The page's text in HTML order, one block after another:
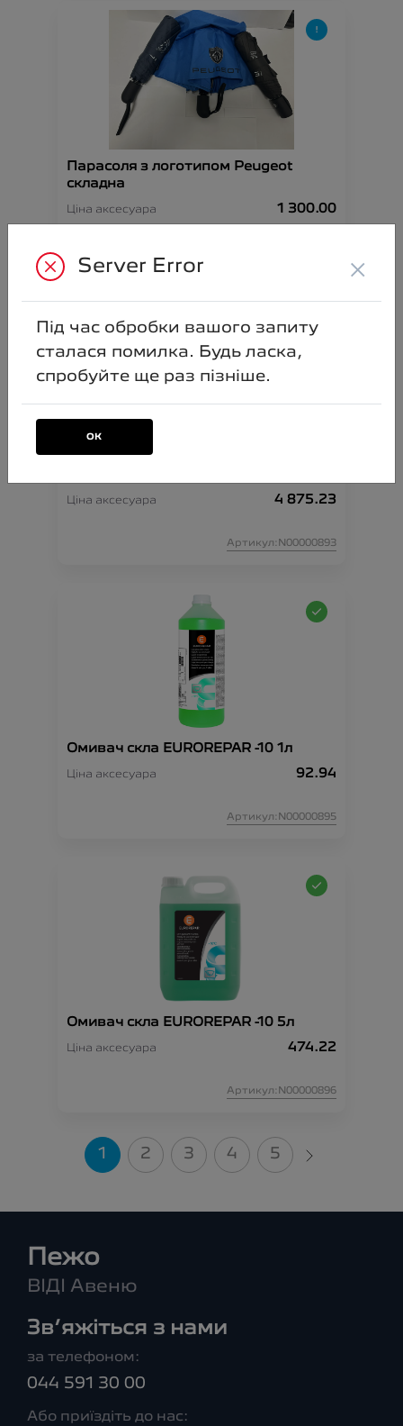
Парасоля з логотипом Peugeot
складна
Ціна аксесуара 1 300.00
Комплект ланцюгів проти ковзання
Ціна аксесуара 4 875.23
Артикул:N00000893
Омивач скла EUROREPAR -10 1л
Ціна аксесуара 92.94
Артикул:N00000895
Омивач скла EUROREPAR -10 5л
Ціна аксесуара 474.22
Артикул:N00000896
1 2 3 4 5
Пежо
ВІДІ Авеню
Зв’яжіться з нами
за телефоном:
044 591 30 00
Або приїздіть до нас:
Server Error ×
Під час обробки вашого запиту
сталася помилка. Будь ласка,
спробуйте ще раз пізніше.
ОК